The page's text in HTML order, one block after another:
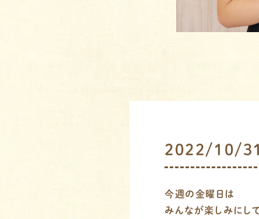
2022/10/
今週の金曜日は
みんなが楽しみにし